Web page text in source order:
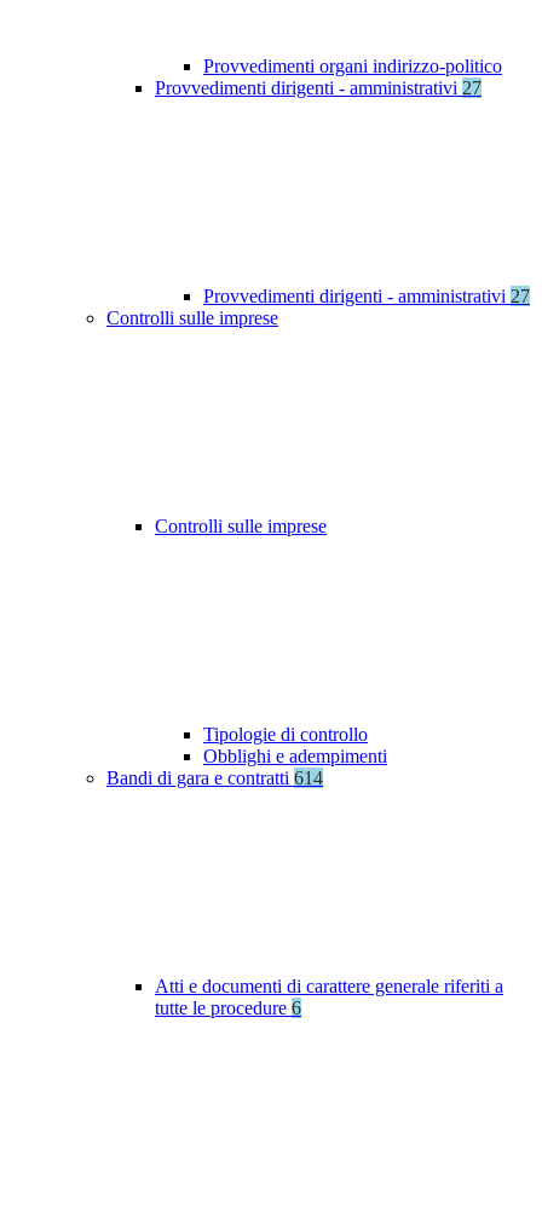
Provvedimenti organi indirizzo-politico
Provvedimenti dirigenti - amministrativi 27
Provvedimenti dirigenti - amministrativi 27
Controlli sulle imprese
Controlli sulle imprese
Tipologie di controllo
Obblighi e adempimenti
Bandi di gara e contratti 614
Atti e documenti di carattere generale riferiti a
tutte le procedure 6